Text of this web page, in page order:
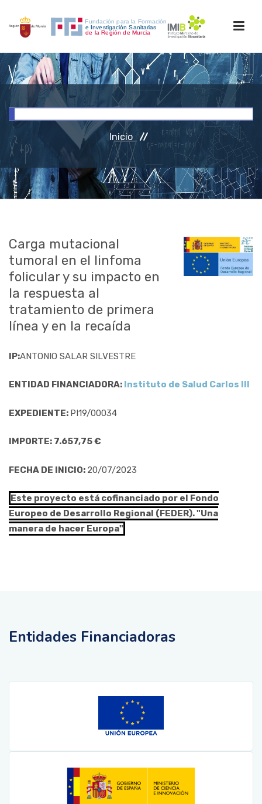
INICIO
INVESTIGACIÓN
RRHH
ACCESO PERSONAL
Inicio
Carga mutacional
tumoral en el linfoma
folicular y su impacto en
la respuesta al
tratamiento de primera
línea y en la recaída
IP:ANTONIO SALAR SILVESTRE
ENTIDAD FINANCIADORA: Instituto de Salud Carlos III
EXPEDIENTE: PI19/00034
IMPORTE: 7.657,75 €
FECHA DE INICIO: 20/07/2023
Este proyecto está cofinanciado por el Fondo
Europeo de Desarrollo Regional (FEDER). "Una
manera de hacer Europa"
Entidades Financiadoras